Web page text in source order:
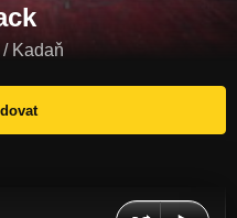
Kadaň